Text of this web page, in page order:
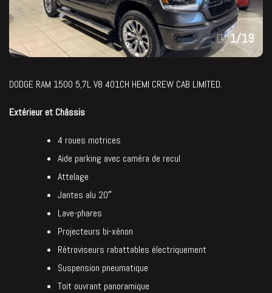
1/19
DODGE RAM 1500 5,7L V8 401CH HEMI CREW CAB LIMITED.
Extérieur et Châssis
4 roues motrices
Aide parking avec caméra de recul
Attelage
Jantes alu 20″
Lave-phares
Projecteurs bi-xénon
Rétroviseurs rabattables électriquement
Suspension pneumatique
Toit ouvrant panoramique